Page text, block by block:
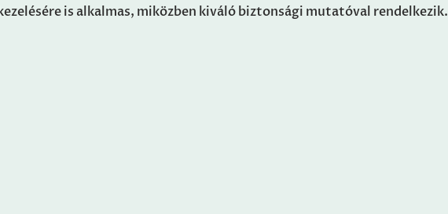
is alkalmas, miközben kiváló biztonsági mutatóval rendelkezik.